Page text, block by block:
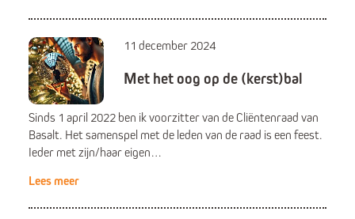
11 december 2024
Met het oog op de (kerst)bal
Sinds 1 april 2022 ben ik voorzitter van de Cliëntenraad van
Basalt. Het samenspel met de leden van de raad is een feest.
Ieder met zijn/haar eigen…
Lees meer